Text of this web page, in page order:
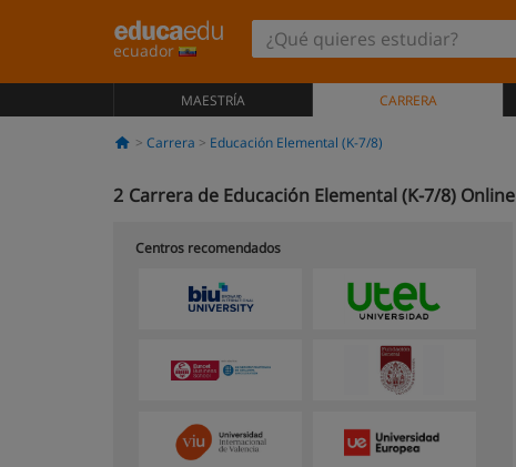
ecuador
MAESTRÍA CARRERA
Carrera Educación Elemental (K-7/8)
2 Carrera de Educación Elemental (K-7/8) Online
Centros recomendados